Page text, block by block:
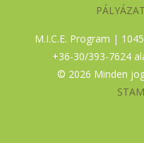
M.I.C.E. Program |
+36-30/393-7624
© 2026 Minden